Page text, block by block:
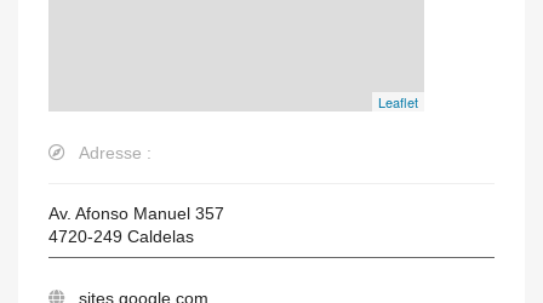
Leaflet
Adresse :
Av. Afonso Manuel 357
4720-249 Caldelas
sites.google.com